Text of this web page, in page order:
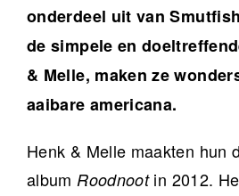
onderdeel uit van
de simpele en
& Melle, maken ze
aaibare americana.
Henk & Melle maakten hun
album Roodnootin 2012.